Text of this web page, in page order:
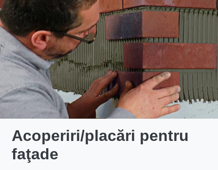
Acoperiri/placări pentru
faţade